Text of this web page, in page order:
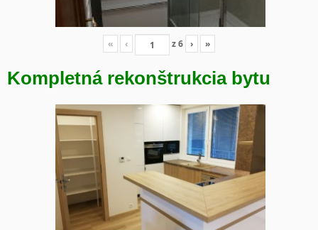
« ‹ z6 › »
Kompletná rekonštrukcia bytu